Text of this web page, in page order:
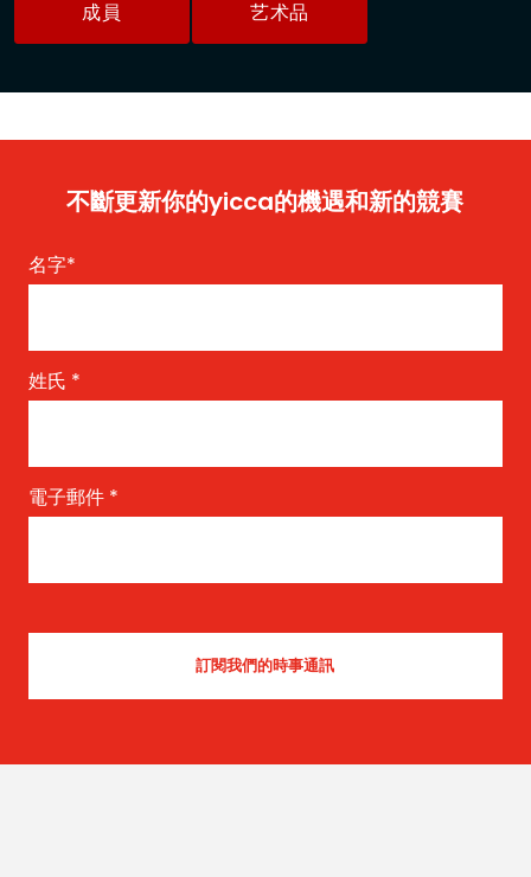
成員 艺术品
不斷更新你的yicca的機遇和新的競賽
名字*
姓氏 *
電子郵件 *